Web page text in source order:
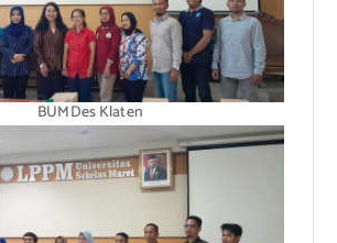
BUMDes Klaten